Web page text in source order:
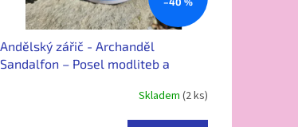
Andělský zářič - Archanděl
Sandalfon – Posel modliteb a
Skladem (2 ks)